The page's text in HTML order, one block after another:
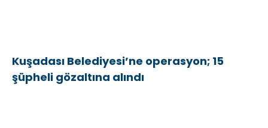
Kuşadası Belediyesi’ne operasyon; 15
şüpheli gözaltına alındı